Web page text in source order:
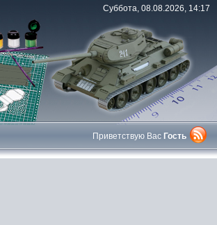
Суббота, 08.08.2026, 14:17
Приветствую Вас Гость